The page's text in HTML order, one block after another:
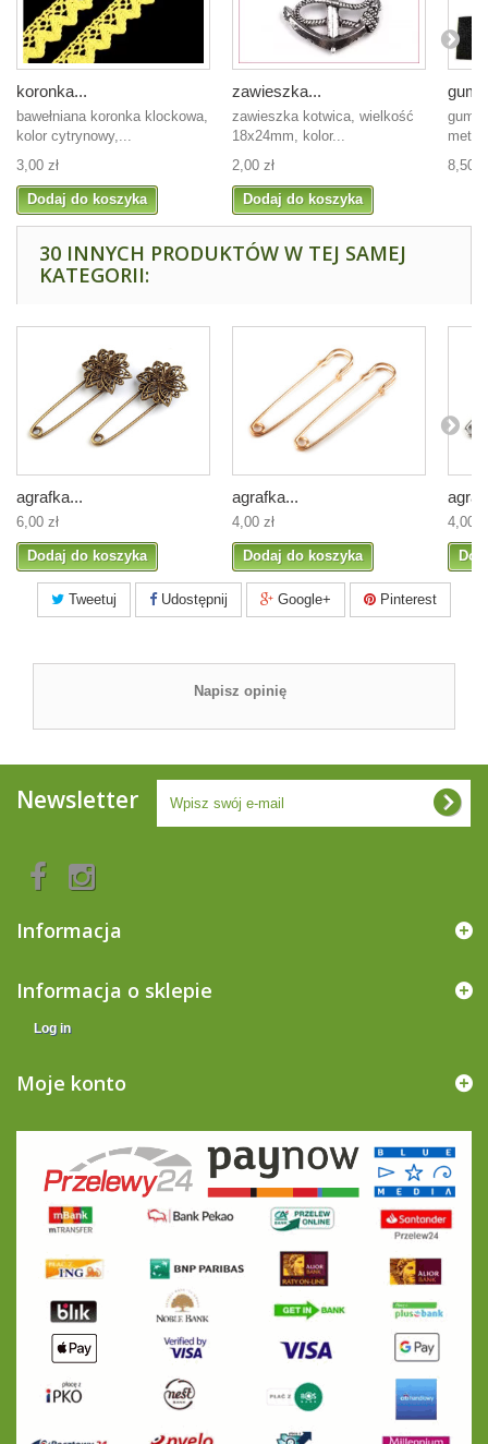
koronka...
bawełniana koronka klockowa,
kolor cytrynowy,...
3,00 zł
Dodaj do koszyka
zawieszka...
zawieszka kotwica, wielkość
18x24mm, kolor...
2,00 zł
Dodaj do koszyka
guma
8,50
30 INNYCH PRODUKTÓW W TEJ SAMEJ
KATEGORII:
agrafka...
6,00 zł
Dodaj do koszyka
agrafka...
4,00 zł
Dodaj do koszyka
4,00
Tweetuj Udostępnij Google+ Pinterest
Napisz opinię
Newsletter
Informacja
Informacja o sklepie
Log in
Moje konto